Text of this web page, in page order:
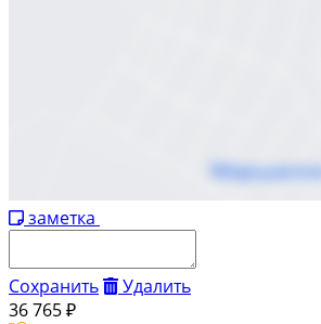
заметка
Сохранить
Удалить
36 765 ₽